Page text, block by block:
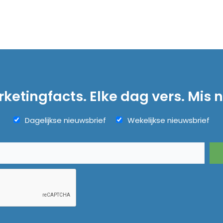
Elke dag vers. Mis
Dagelijkse nieuwsbrief Wekelijkse nieuwsbrief